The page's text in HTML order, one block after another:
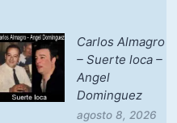
Carlos Almagro
– Suerte loca –
Angel
Dominguez
agosto 8, 2026